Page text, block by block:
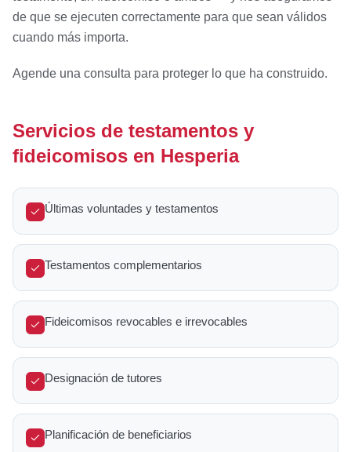
de que se ejecuten correctamente para que sean válidos
cuando más importa.
Agende una consulta para proteger lo que ha construido.
Servicios de testamentos y
fideicomisos en Hesperia
Últimas voluntades y testamentos
Testamentos complementarios
Fideicomisos revocables e irrevocables
Designación de tutores
Planificación de beneficiarios